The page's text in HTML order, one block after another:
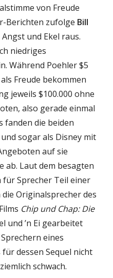
von Freude
Berichten zufolge Bill
Angst und Ekel raus.
niedriges
Während Poehler $5
Freude bekommen
jeweils $100.000 ohne
also gerade einmal
fanden die beiden
sogar als Disney mit
auf sie
ab. Laut dem besagten
für Sprecher Teil einer
Originalsprecher des
Chip und Chap: Die
und ’n Ei gearbeitet
eines
dessen Sequel nicht
schwach.